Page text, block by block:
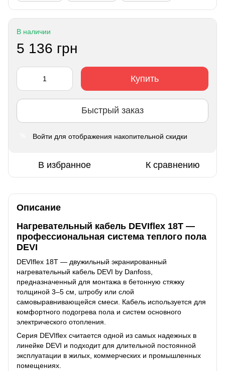
В наличии
5 136 грн
Купить
Быстрый заказ
Войти для отображения накопительной скидки
В избранное К сравнению
Описание
Нагревательный кабель DEVIflex 18T —
профессиональная система теплого пола
DEVI
DEVIflex 18T — двужильный экранированный
нагревательный кабель DEVI by Danfoss,
предназначенный для монтажа в бетонную стяжку
толщиной 3–5 см, штробу или слой
самовыравнивающейся смеси. Кабель используется для
комфортного подогрева пола и систем основного
электрического отопления.
Серия DEVIflex считается одной из самых надежных в
линейке DEVI и подходит для длительной постоянной
эксплуатации в жилых, коммерческих и промышленных
помещениях.